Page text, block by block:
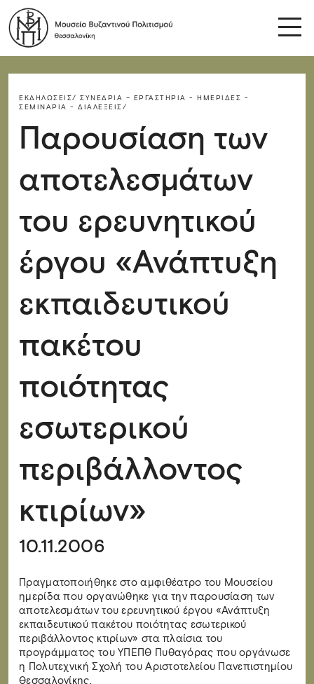
ΕΚΔΗΛΏΣΕΙΣ/ ΣΥΝΈΔΡΙΑ – ΕΡΓΑΣΤΉΡΙΑ - ΗΜΕΡΊΔΕΣ -
ΣΕΜΙΝΆΡΙΑ - ΔΙΑΛΈΞΕΙΣ/
Παρουσίαση των
αποτελεσμάτων
του ερευνητικού
έργου «Ανάπτυξη
εκπαιδευτικού
πακέτου
ποιότητας
εσωτερικού
περιβάλλοντος
κτιρίων»
10.11.2006
Πραγματοποιήθηκε στο αμφιθέατρο του Μουσείου
ημερίδα που οργανώθηκε για την παρουσίαση των
αποτελεσμάτων του ερευνητικού έργου «Ανάπτυξη
εκπαιδευτικού πακέτου ποιότητας εσωτερικού
περιβάλλοντος κτιρίων» στα πλαίσια του
προγράμματος του ΥΠΕΠΘ Πυθαγόρας που οργάνωσε
η Πολυτεχνική Σχολή του Αριστοτελείου Πανεπιστημίου
Θεσσαλονίκης.